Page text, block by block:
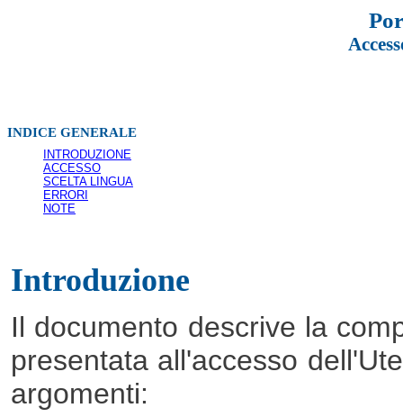
INDICE GENERALE
INTRODUZIONE
ACCESSO
SCELTA LINGUA
ERRORI
NOTE
Introduzione
Il documento descrive la
presentata all'accesso
argomenti: